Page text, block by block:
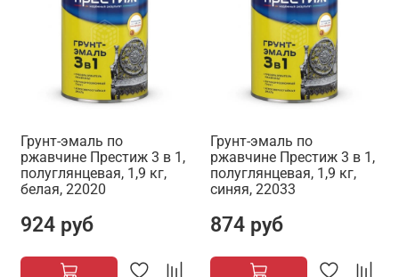
Грунт-эмаль по
ржавчине Престиж 3 в 1,
полуглянцевая, 1,9 кг,
белая, 22020
924 руб
Грунт-эмаль по
ржавчине Престиж 3 в 1,
полуглянцевая, 1,9 кг,
синяя, 22033
874 руб